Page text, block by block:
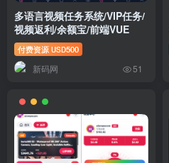
多语言视频任务系统/VIP任务/
视频返利/余额宝/前端VUE
付费资源 USD500
新码网 51